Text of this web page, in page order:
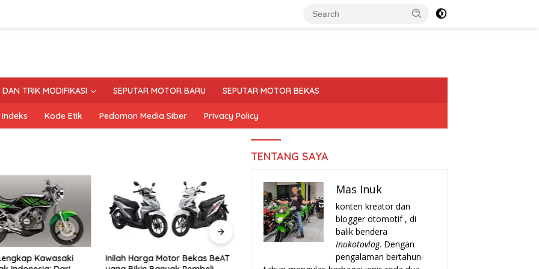
DAN TRIK MODIFIKASI SEPUTAR MOTOR BARU SEPUTAR MOTOR BEKAS
Indeks Kode Etik Pedoman Media Siber Privacy Policy
Kawasaki
Inilah Harga Motor Bekas BeAT
Tanda-Tanda Turun Mesin
Rekomendasi Motor Matic Irit
TENTANG SAYA
Mas Inuk
konten kreator dan
blogger otomotif , di
balik bendera
Inukotovlog. Dengan
pengalaman bertahun-